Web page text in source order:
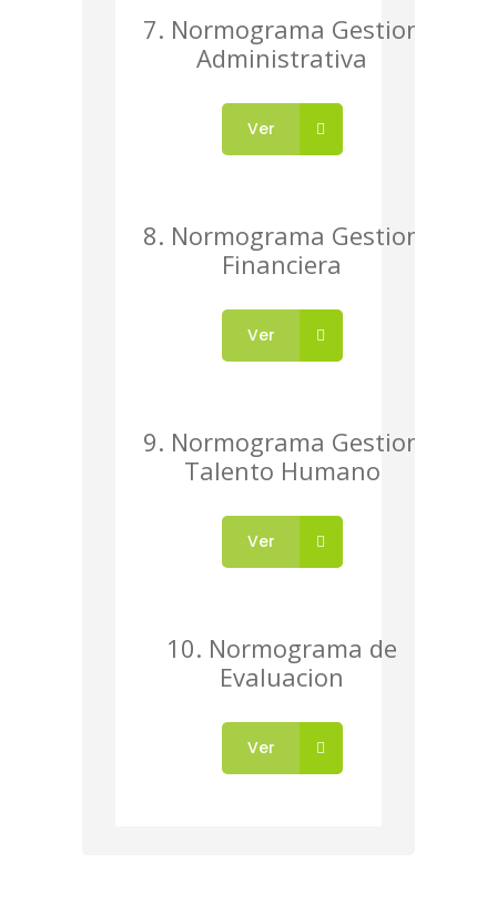
7. Normograma Gestion
Administrativa
Ver
8. Normograma Gestion
Financiera
Ver
9. Normograma Gestion
Talento Humano
Ver
10. Normograma de
Evaluacion
Ver